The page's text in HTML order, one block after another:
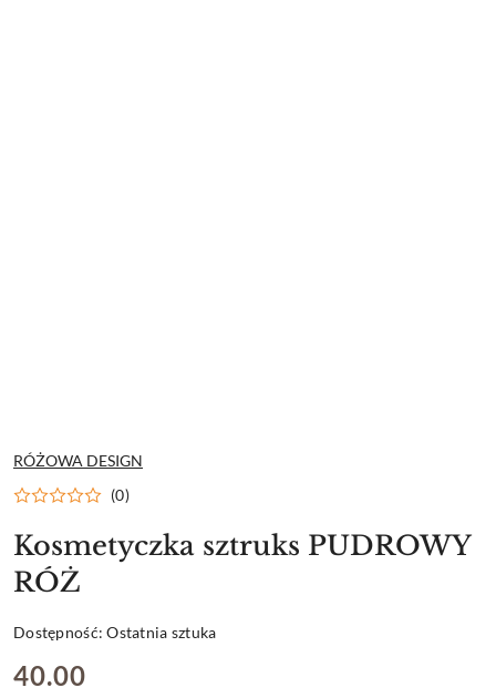
NAZWA
PRODUCENTA:
RÓŻOWA DESIGN
(0)
Kosmetyczka sztruks PUDROWY
RÓŻ
Dostępność:Ostatnia sztuka
cena:
40.00